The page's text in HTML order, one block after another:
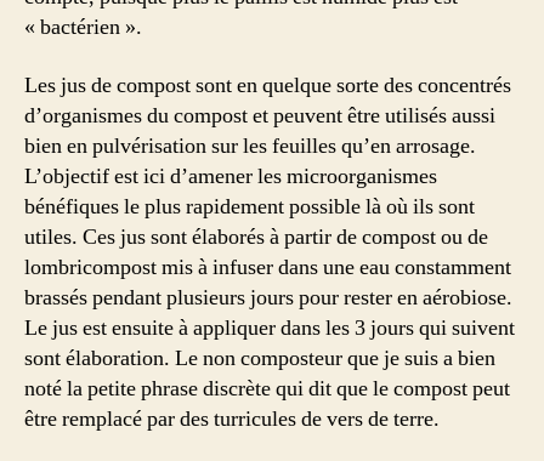
« bactérien ».
Les jus de compost sont en quelque sorte des concentrés
d’organismes du compost et peuvent être utilisés aussi
bien en pulvérisation sur les feuilles qu’en arrosage.
L’objectif est ici d’amener les microorganismes
bénéfiques le plus rapidement possible là où ils sont
utiles. Ces jus sont élaborés à partir de compost ou de
lombricompost mis à infuser dans une eau constamment
brassés pendant plusieurs jours pour rester en aérobiose.
Le jus est ensuite à appliquer dans les 3 jours qui suivent
sont élaboration. Le non composteur que je suis a bien
noté la petite phrase discrète qui dit que le compost peut
être remplacé par des turricules de vers de terre.